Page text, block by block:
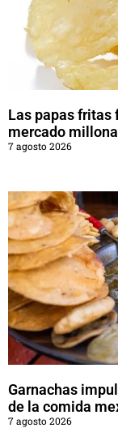
Las papas fritas
mercado
7 agosto 2026
Garnachas
de la comida
7 agosto 2026